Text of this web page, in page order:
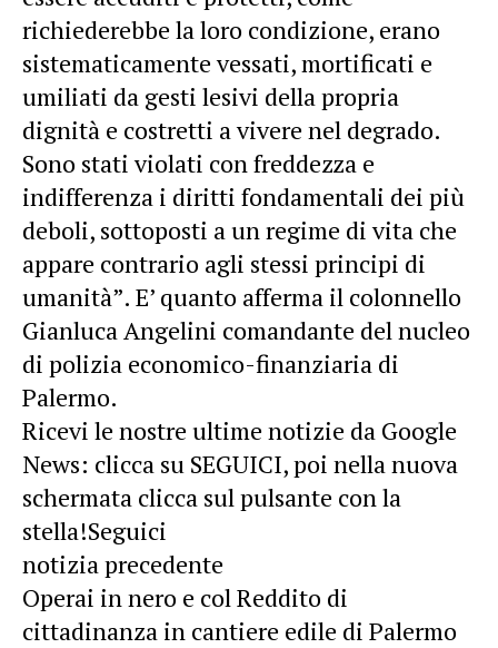
richiederebbe la loro condizione, erano
sistematicamente vessati, mortificati e
umiliati da gesti lesivi della propria
dignità e costretti a vivere nel degrado.
Sono stati violati con freddezza e
indifferenza i diritti fondamentali dei più
deboli, sottoposti a un regime di vita che
appare contrario agli stessi principi di
umanità”. E’ quanto afferma il colonnello
Gianluca Angelini comandante del nucleo
di polizia economico-finanziaria di
Palermo.
Ricevi le nostre ultime notizie da Google
News: clicca su SEGUICI, poi nella nuova
schermata clicca sul pulsante con la
stella!Seguici
notizia precedente
Operai in nero e col Reddito di
cittadinanza in cantiere edile di Palermo